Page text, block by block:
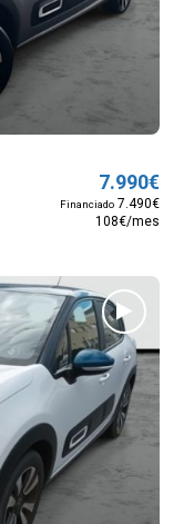
7.990€
Financiado 7.490€
108€/mes